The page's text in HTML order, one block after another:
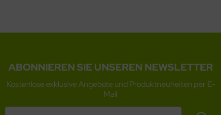
ABONNIEREN SIE UNSEREN NEWSLETTER
Kostenlose exklusive Angebote und Produktneuheiten per E-
Mail